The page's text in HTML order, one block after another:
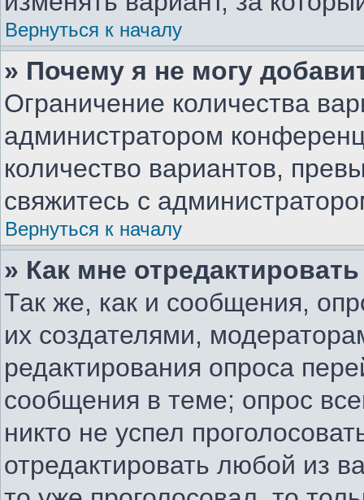
Вернуться к началу
» Почему я не могу
Ограничение количества
администратором
количество вариантов,
свяжитесь с
Вернуться к началу
» Как мне
Так же, как и сообщения,
их создателями,
редактирования опроса
сообщения в теме; опрос
никто не успел
отредактировать любой из